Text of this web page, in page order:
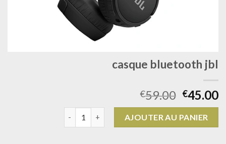
casque bluetooth jbl
€59.00 €45.00
AJOUTER AU PANIER